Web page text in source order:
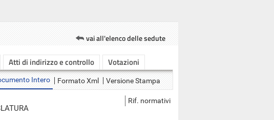
vai all'elenco delle sedute
Atti di indirizzo e controllo Votazioni
Intero Formato Xml Versione Stampa
Rif. normativi